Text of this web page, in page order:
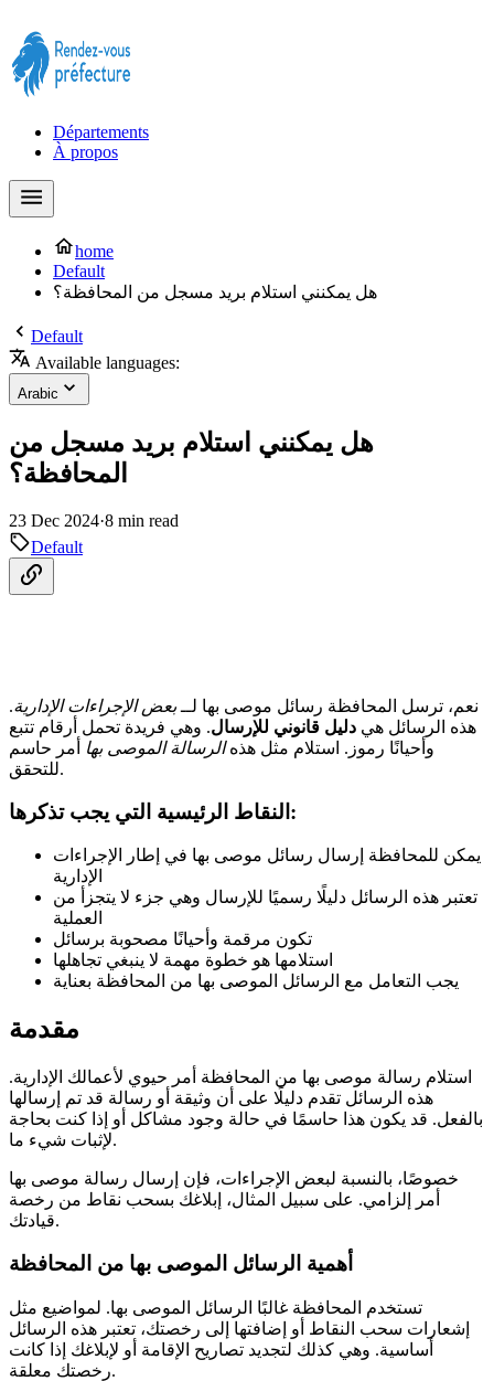
Départements
À propos
home
Default
هل يمكنني استلام بريد مسجل من المحافظة؟
Default
Available languages:
Arabic
هل يمكنني استلام بريد مسجل من
المحافظة؟
23 Dec 2024·8 min read
Default
نعم، ترسل المحافظة رسائل موصى بها لــبعض الإجراءات الإدارية.
هذه الرسائل هي دليل قانوني للإرسال. وهي فريدة تحمل أرقام تتبع
وأحيانًا رموز. استلام مثل هذهالرسالة الموصى بها
أمر حاسم
للتحقق.
النقاط الرئيسية التي يجب تذكرها:
يمكن للمحافظة إرسال رسائل موصى بها في إطار الإجراءات
الإدارية
تعتبر هذه الرسائل دليلًا رسميًا للإرسال وهي جزء لا يتجزأ من
العملية
تكون مرقمة وأحيانًا مصحوبة برسائل
استلامها هو خطوة مهمة لا ينبغي تجاهلها
يجب التعامل مع الرسائل الموصى بها من المحافظة بعناية
مقدمة
استلام رسالة موصى بها من المحافظة أمر حيوي لأعمالك الإدارية.
هذه الرسائل تقدم دليلًا على أن وثيقة أو رسالة قد تم إرسالها
بالفعل. قد يكون هذا حاسمًا في حالة وجود مشاكل أو إذا كنت بحاجة
لإثبات شيء ما.
خصوصًا، بالنسبة لبعض الإجراءات، فإن إرسال رسالة موصى بها
أمر إلزامي. على سبيل المثال، إبلاغك بسحب نقاط من رخصة
قيادتك.
أهمية الرسائل الموصى بها من المحافظة
تستخدم المحافظة غالبًا الرسائل الموصى بها. لمواضيع مثل
إشعارات سحب النقاط أو إضافتها إلى رخصتك، تعتبر هذه الرسائل
أساسية. وهي كذلك لتجديد تصاريح الإقامة أو لإبلاغك إذا كانت
رخصتك معلقة.